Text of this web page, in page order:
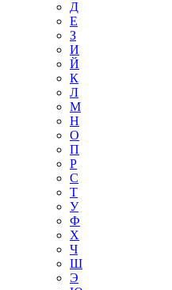
Д
Е
З
И
Й
К
Л
М
Н
О
П
Р
С
Т
У
Ф
Х
Ч
Ш
Э